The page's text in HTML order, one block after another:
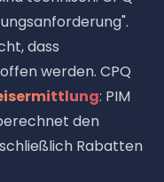
dass
werden. CPQ
: PIM
den
Rabatten